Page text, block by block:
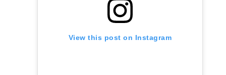
View this post on Instagram